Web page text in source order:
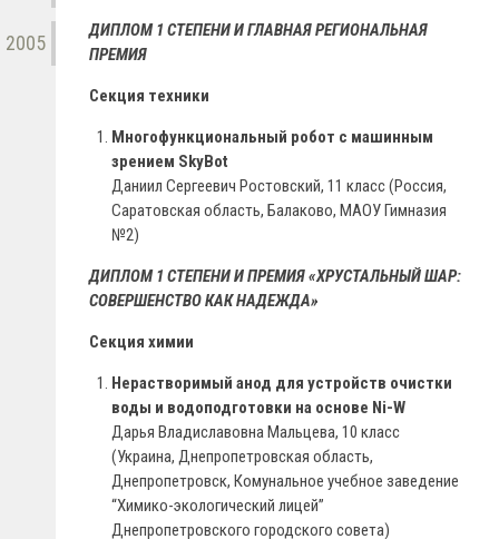
2005
ДИПЛОМ 1 СТЕПЕНИ И ГЛАВНАЯ РЕГИОНАЛЬНАЯ
ПРЕМИЯ
Секция техники
Многофункциональный робот с машинным
зрением SkyBot
Даниил Сергеевич Ростовский, 11 класс (Россия,
Саратовская область, Балаково, МАОУ Гимназия
№2)
ДИПЛОМ 1 СТЕПЕНИ И ПРЕМИЯ «ХРУСТАЛЬНЫЙ ШАР:
СОВЕРШЕНСТВО КАК НАДЕЖДА»
Секция химии
Нерастворимый анод для устройств очистки
воды и водоподготовки на основе Ni-W
Дарья Владиславовна Мальцева, 10 класс
(Украина, Днепропетровская область,
Днепропетровск, Комунальное учебное заведение
“Химико-экологический лицей”
Днепропетровского городского совета)